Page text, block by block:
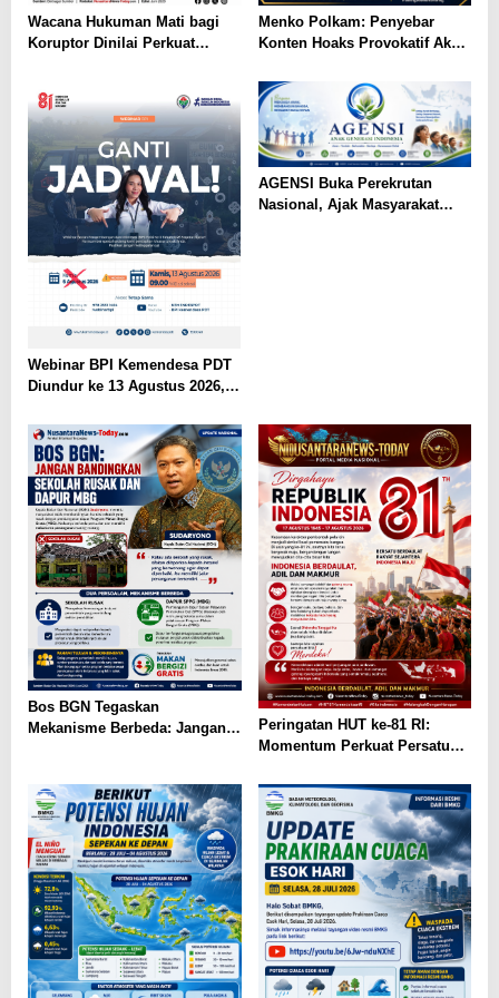
Wacana Hukuman Mati bagi
Koruptor Dinilai Perkuat
Menko Polkam: Penyebar
Konten Hoaks Provokatif Akan
Webinar BPI Kemendesa PDT
Diundur ke 13 Agustus 2026,
Desa
AGENSI Buka Perekrutan
Nasional, Ajak Masyarakat
Bos BGN Tegaskan
Mekanisme Berbeda: Jangan
Peringatan HUT ke-81 RI:
Momentum Perkuat Persatuan
Adil, dan Makmur